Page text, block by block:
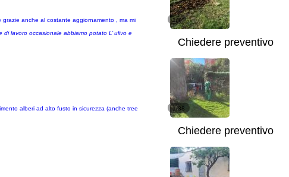
anche al costante aggiornamento , ma mi
lavoro occasionale abbiamo potato L’ ulivo e
1/7
Chiedere preventivo
alberi ad alto fusto in sicurezza (anche tree
1/38
Chiedere preventivo